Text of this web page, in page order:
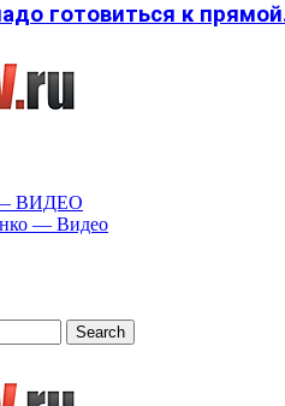
готовиться к
— ВИДЕО
— Видео
Search